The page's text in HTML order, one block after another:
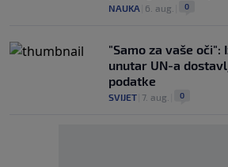
NAUKA 6. aug. 0
"Samo za vaše
unutar UN-a
podatke
SVIJET 7. aug. 0